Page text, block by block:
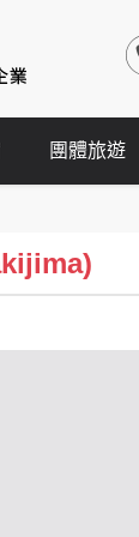
團體旅遊